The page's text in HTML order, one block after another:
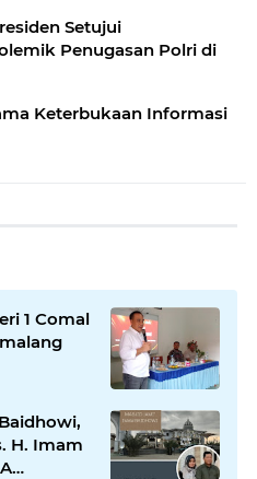
Setujui
Penugasan Polri di
Keterbukaan Informasi
1 Comal
H. Imam